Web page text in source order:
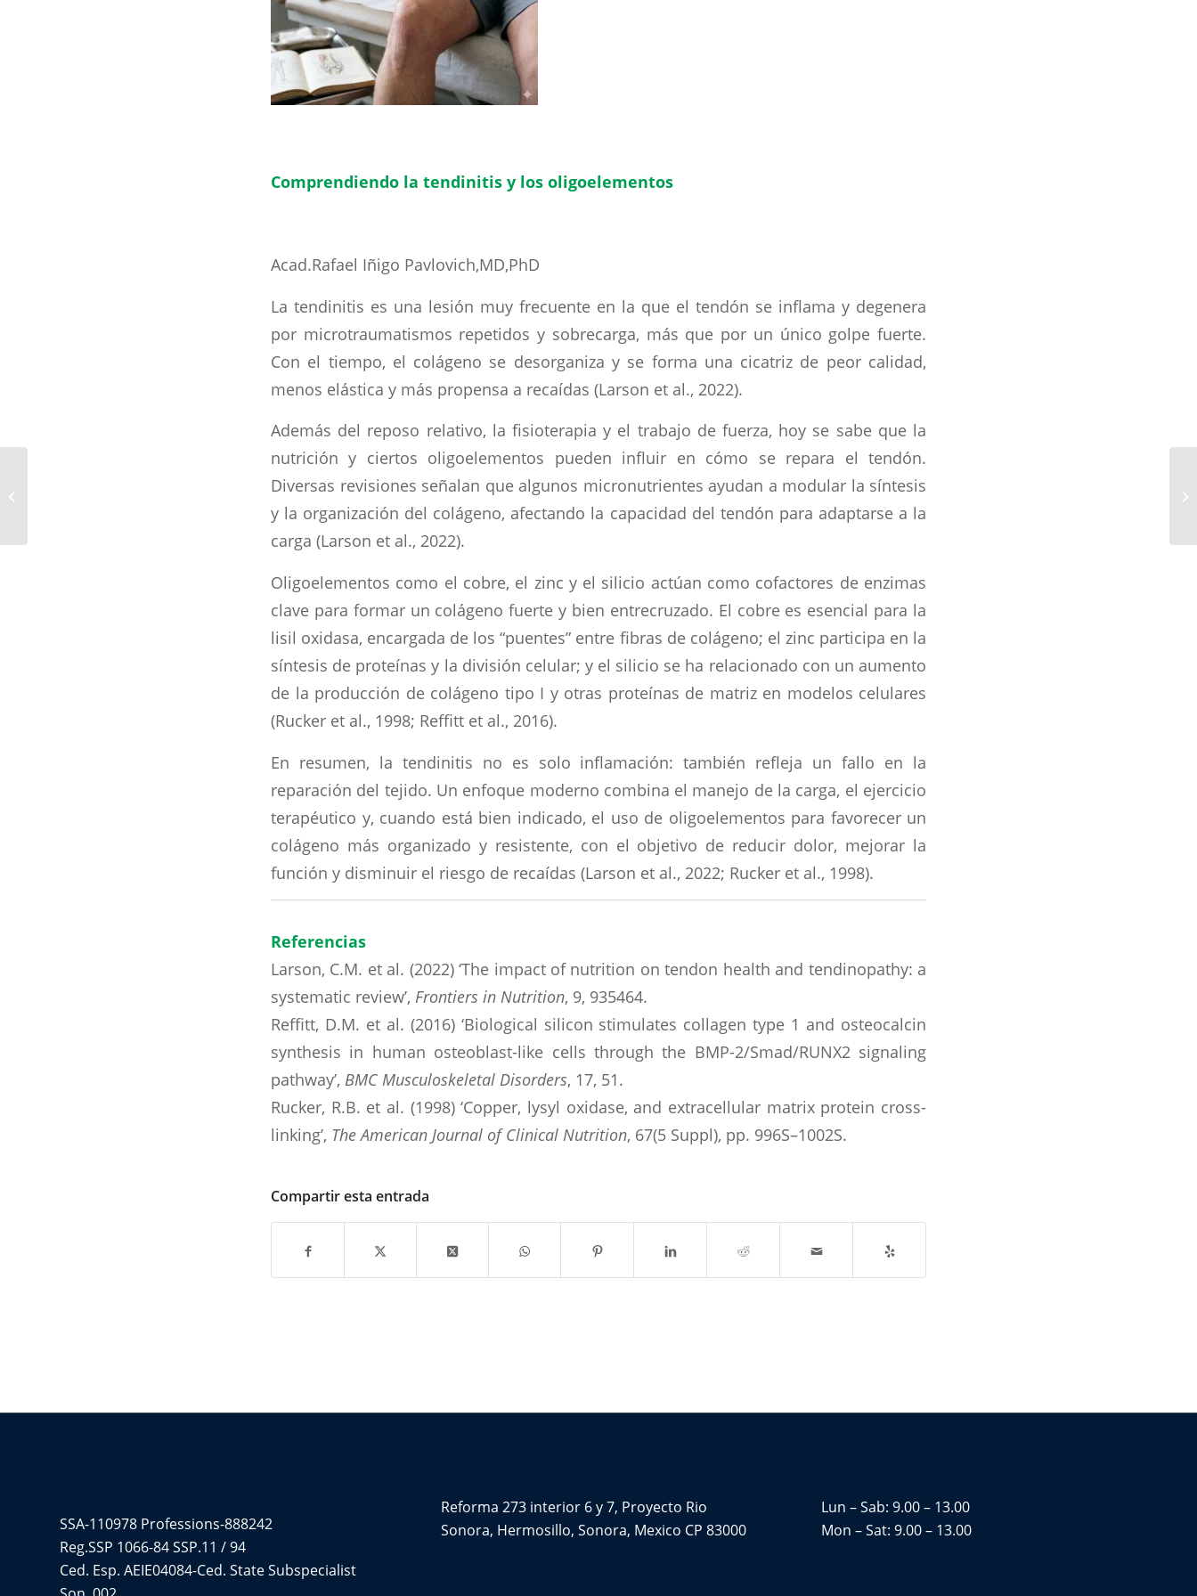
Comprendiendo la tendinitis y los oligoelementos
Acad.Rafael Iñigo Pavlovich,MD,PhD
La tendinitis es una lesión muy frecuente en la que el tendón se inflama y degenera
por microtraumatismos repetidos y sobrecarga, más que por un único golpe fuerte.
Con el tiempo, el colágeno se desorganiza y se forma una cicatriz de peor calidad,
menos elástica y más propensa a recaídas (Larson et al., 2022).
Además del reposo relativo, la fisioterapia y el trabajo de fuerza, hoy se sabe que la
nutrición y ciertos oligoelementos pueden influir en cómo se repara el tendón.
Diversas revisiones señalan que algunos micronutrientes ayudan a modular la síntesis
y la organización del colágeno, afectando la capacidad del tendón para adaptarse a la
carga (Larson et al., 2022).
Oligoelementos como el cobre, el zinc y el silicio actúan como cofactores de enzimas
clave para formar un colágeno fuerte y bien entrecruzado. El cobre es esencial para la
lisil oxidasa, encargada de los “puentes” entre fibras de colágeno; el zinc participa en la
síntesis de proteínas y la división celular; y el silicio se ha relacionado con un aumento
de la producción de colágeno tipo I y otras proteínas de matriz en modelos celulares
(Rucker et al., 1998; Reffitt et al., 2016).
En resumen, la tendinitis no es solo inflamación: también refleja un fallo en la
reparación del tejido. Un enfoque moderno combina el manejo de la carga, el ejercicio
terapéutico y, cuando está bien indicado, el uso de oligoelementos para favorecer un
colágeno más organizado y resistente, con el objetivo de reducir dolor, mejorar la
función y disminuir el riesgo de recaídas (Larson et al., 2022; Rucker et al., 1998).
Referencias
Larson, C.M. et al. (2022) ‘The impact of nutrition on tendon health and tendinopathy: a
systematic review’, Frontiers in Nutrition, 9, 935464.
Reffitt, D.M. et al. (2016) ‘Biological silicon stimulates collagen type 1 and osteocalcin
synthesis in human osteoblast-like cells through the BMP-2/Smad/RUNX2 signaling
pathway’, BMC Musculoskeletal Disorders, 17, 51.
Rucker, R.B. et al. (1998) ‘Copper, lysyl oxidase, and extracellular matrix protein cross-
linking’, The American Journal of Clinical Nutrition, 67(5 Suppl), pp. 996S–1002S.
Compartir esta entrada
SSA-110978 Professions-888242
Reg.SSP 1066-84 SSP.11 / 94
Ced. Esp. AEIE04084-Ced. State Subspecialist
Reforma 273 interior 6 y 7, Proyecto Rio
Sonora, Hermosillo, Sonora, Mexico CP 83000
Lun – Sab: 9.00 – 13.00
Mon – Sat: 9.00 – 13.00